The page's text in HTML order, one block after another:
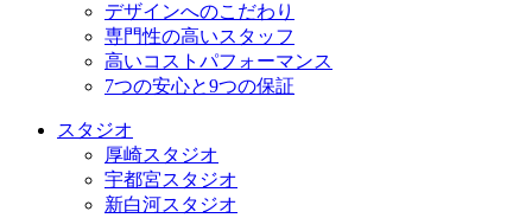
デザインへのこだわり
専⾨性の高いスタッフ
高いコストパフォーマンス
7つの安⼼と9つの保証
スタジオ
厚崎スタジオ
宇都宮スタジオ
新白河スタジオ